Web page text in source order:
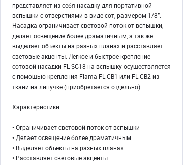
представляет из себя насадку для портативной
вспышки с отверстиями в виде сот, размером 1/8”.
Насадка ограничивает световой поток от вспышки,
делает освещение более драматичным, а так же
выделяет объекты на разных планах и расставляет
световые акценты. Легкое и быстрое крепление
сотовой насадки FL-SG18 на вспышку осуществляется
с помощью крепления Flama FL-CB1 или FL-CB2 из
ткани на липучке (приобретается отдельно).
Характеристики:
• Ограничивает световой поток от вспышки
• Делает освещение более драматичным
• Выделяет объекты на разных планах
• Расставляет световые акценты